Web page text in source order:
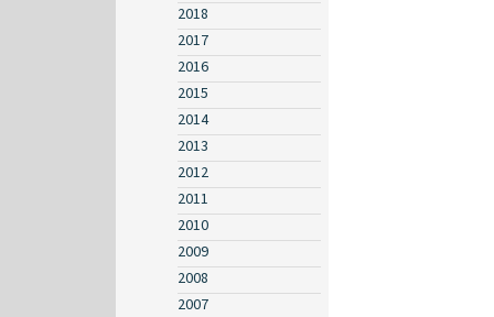
2018
2017
2016
2015
2014
2013
2012
2011
2010
2009
2008
2007